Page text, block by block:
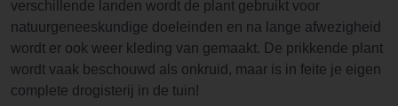
verschillende landen wordt de plant gebruikt voor
natuurgeneeskundige doeleinden en na lange afwezigheid
wordt er ook weer kleding van gemaakt. De prikkende plant
wordt vaak beschouwd als onkruid, maar is in feite je eigen
complete drogisterij in de tuin!